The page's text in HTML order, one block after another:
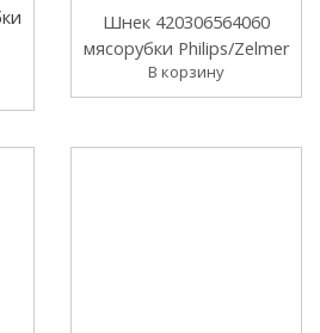
Шнек 420306564060
мясорубки Philips/Zelmer
В корзину